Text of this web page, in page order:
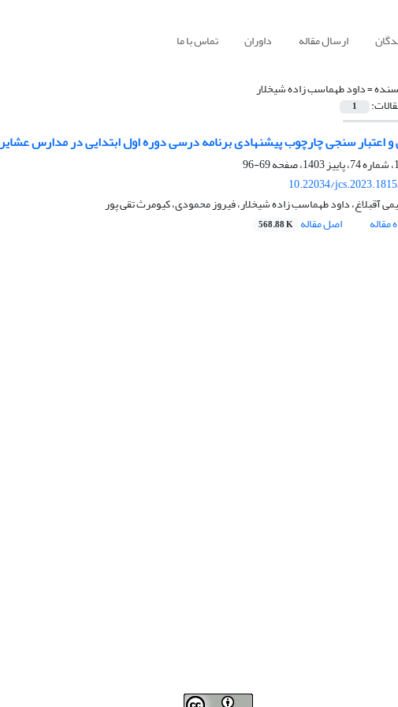
ارسال مقاله داوران تماس با ما
=داود طهماسب زاده شیخلار
1
اعتبار سنجی چارچوب پیشنهادی برنامه درسی دوره اول ابتدایی در مدارس
69-96
10.22034/
آقبلاغ، داود طهماسب زاده شیخلار، فیروز محمودی، کیومرث تقی پور
اصل مقاله 568.88 K